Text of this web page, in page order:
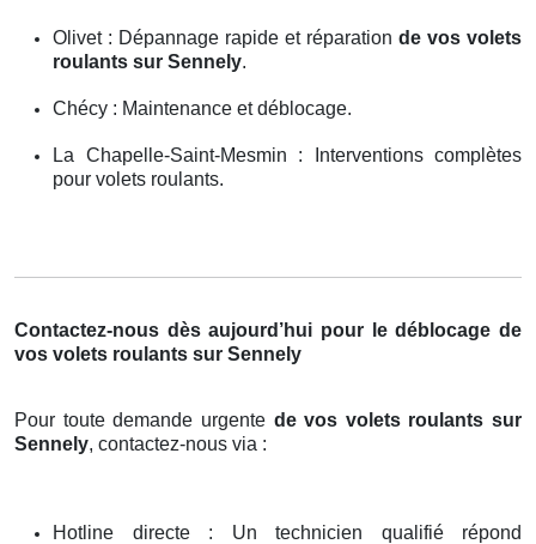
Olivet : Dépannage rapide et réparation de vos volets
roulants sur Sennely.
Chécy : Maintenance et déblocage.
La Chapelle-Saint-Mesmin : Interventions complètes
pour volets roulants.
Contactez-nous dès aujourd’hui pour le déblocage de
vos volets roulants sur Sennely
Pour toute demande urgente de vos volets roulants sur
Sennely, contactez-nous via :
Hotline directe : Un technicien qualifié répond